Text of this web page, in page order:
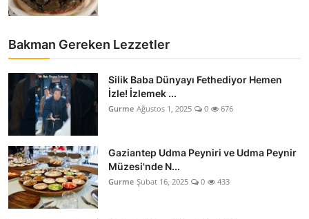
Bakman Gereken Lezzetler
Silik Baba Dünyayı Fethediyor Hemen
İzle! İzlemek ...
Gurme Ağustos 1, 2025 0 676
Gaziantep Udma Peyniri ve Udma Peynir
Müzesi'nde N...
Gurme Şubat 16, 2025 0 433